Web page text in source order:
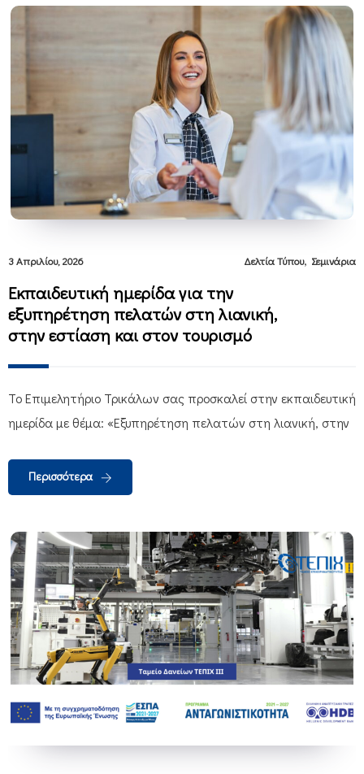
3 Απριλίου, 2026 Δελτία Τύπου, Σεμινάρια
Εκπαιδευτική ημερίδα για την
εξυπηρέτηση πελατών στη λιανική,
στην εστίαση και στον τουρισμό
Το Επιμελητήριο Τρικάλων σας προσκαλεί στην εκπαιδευτική
ημερίδα με θέμα: «Εξυπηρέτηση πελατών στη λιανική, στην
Περισσότερα